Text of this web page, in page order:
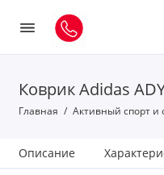
Коврик Adidas
Главная Активный спорт и
Описание